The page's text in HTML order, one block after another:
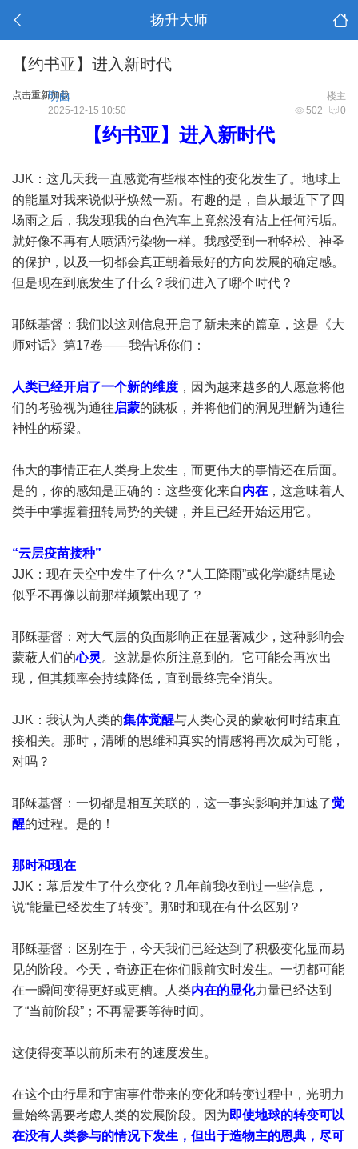
扬升大师
【约书亚】进入新时代
点击重新加载 楼主
明曲
502 0
2025-12-15 10:50
【约书亚】进入新时代
JJK：这几天我一直感觉有些根本性的变化发生了。地球上
的能量对我来说似乎焕然一新。有趣的是，自从最近下了四
场雨之后，我发现我的白色汽车上竟然没有沾上任何污垢。
就好像不再有人喷洒污染物一样。我感受到一种轻松、神圣
的保护，以及一切都会真正朝着最好的方向发展的确定感。
但是现在到底发生了什么？我们进入了哪个时代？
耶稣基督：我们以这则信息开启了新未来的篇章，这是《大
师对话》第17卷——我告诉你们：
人类已经开启了一个新的维度 ，因为越来越多的人愿意将他
们的考验视为通往启蒙的跳板，并将他们的洞见理解为通往
神性的桥梁。
伟大的事情正在人类身上发生，而更伟大的事情还在后面。
是的，你的感知是正确的：这些变化来自内在 ，这意味着人
类手中掌握着扭转局势的关键，并且已经开始运用它。
“云层疫苗接种”
JJK：现在天空中发生了什么？“人工降雨”或化学凝结尾迹
似乎不再像以前那样频繁出现了？
耶稣基督：对大气层的负面影响正在显著减少，这种影响会
蒙蔽人们的心灵 。这就是你所注意到的。它可能会再次出
现，但其频率会持续降低，直到最终完全消失。
JJK：我认为人类的集体觉醒与人类心灵的蒙蔽何时结束直
接相关。那时，清晰的思维和真实的情感将再次成为可能，
对吗？
耶稣基督：一切都是相互关联的，这一事实影响并加速了觉
醒的过程。是的！
那时和现在
JJK：幕后发生了什么变化？几年前我收到过一些信息，
说“能量已经发生了转变”。那时和现在有什么区别？
耶稣基督：区别在于，今天我们已经达到了积极变化显而易
见的阶段。今天，奇迹正在你们眼前实时发生。一切都可能
在一瞬间变得更好或更糟。人类内在的显化力量已经达到
了“当前阶段”；不再需要等待时间。
这使得变革以前所未有的速度发生。
在这个由行星和宇宙事件带来的变化和转变过程中，光明力
量始终需要考虑人类的发展阶段。因为即使地球的转变可以
在没有人类参与的情况下发生，但出于造物主的恩典，尽可